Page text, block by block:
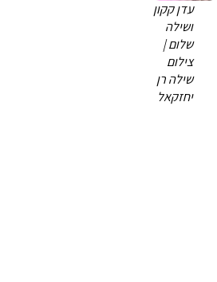
עדן קקון
ושילה
שלום |
צילום
שילה רן
יחזקאל